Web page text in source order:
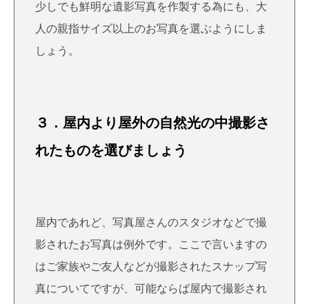
少しでも鮮明な遺影写真を作製する為にも、大
人の親指サイズ以上のお写真を選ぶようにしま
しょう。
３．屋内より屋外の自然光の中撮影さ
れたものを選びましょう
屋内であれど、写真屋さんのスタジオなどで撮
影されたお写真は例外です。ここで言いますの
はご家族やご友人などが撮影されたスナップ写
真についてですが、可能ならば屋内で撮影され